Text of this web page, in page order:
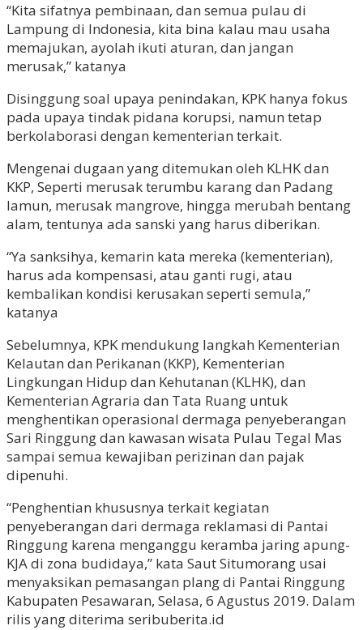
“Kita sifatnya pembinaan, dan semua pulau di
Lampung di Indonesia, kita bina kalau mau usaha
memajukan, ayolah ikuti aturan, dan jangan
merusak,” katanya
Disinggung soal upaya penindakan, KPK hanya fokus
pada upaya tindak pidana korupsi, namun tetap
berkolaborasi dengan kementerian terkait.
Mengenai dugaan yang ditemukan oleh KLHK dan
KKP, Seperti merusak terumbu karang dan Padang
lamun, merusak mangrove, hingga merubah bentang
alam, tentunya ada sanski yang harus diberikan.
“Ya sanksihya, kemarin kata mereka (kementerian),
harus ada kompensasi, atau ganti rugi, atau
kembalikan kondisi kerusakan seperti semula,”
katanya
Sebelumnya, KPK mendukung langkah Kementerian
Kelautan dan Perikanan (KKP), Kementerian
Lingkungan Hidup dan Kehutanan (KLHK), dan
Kementerian Agraria dan Tata Ruang untuk
menghentikan operasional dermaga penyeberangan
Sari Ringgung dan kawasan wisata Pulau Tegal Mas
sampai semua kewajiban perizinan dan pajak
dipenuhi.
“Penghentian khususnya terkait kegiatan
penyeberangan dari dermaga reklamasi di Pantai
Ringgung karena menganggu keramba jaring apung-
KJA di zona budidaya,” kata Saut Situmorang usai
menyaksikan pemasangan plang di Pantai Ringgung
Kabupaten Pesawaran, Selasa, 6 Agustus 2019. Dalam
rilis yang diterima seribuberita.id